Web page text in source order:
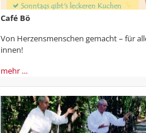
Café Bö
Von Herzensmenschen gemacht – für
innen!
mehr …